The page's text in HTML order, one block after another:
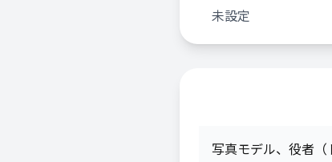
未設定
写真モデル、 役者（